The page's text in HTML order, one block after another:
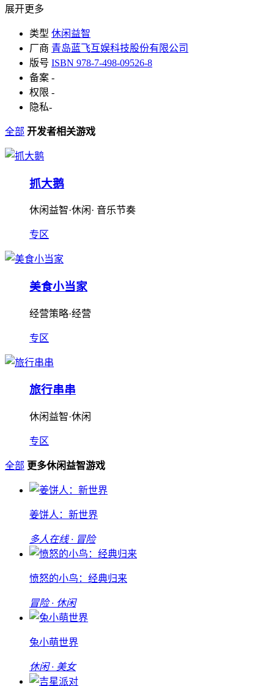
展开更多
类型 休闲益智
厂商 青岛蓝飞互娱科技股份有限公司
版号 ISBN 978-7-498-09526-8
备案 -
权限 -
隐私-
全部 开发者相关游戏
抓大鹅
休闲益智·休闲· 音乐节奏
专区
美食小当家
经营策略·经营
专区
旅行串串
休闲益智·休闲
专区
全部 更多休闲益智游戏
姜饼人：新世界
多人在线 · 冒险
愤怒的小鸟：经典归来
冒险 · 休闲
兔小萌世界
休闲 · 美女